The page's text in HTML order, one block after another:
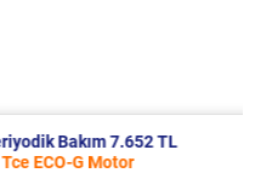
7.652 TL
G Motor